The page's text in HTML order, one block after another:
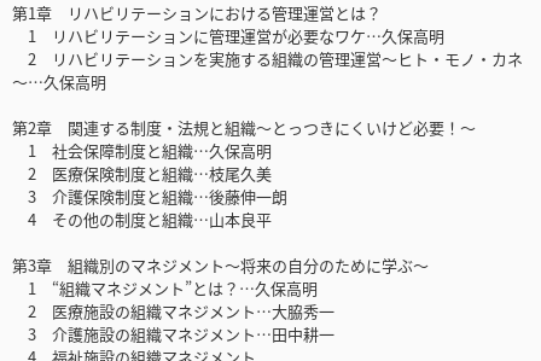
第1章 リハビリテーションにおける管理運営とは？
1 リハビリテーションに管理運営が必要なワケ…久保高明
2 リハビリテーションを実施する組織の管理運営～ヒト・モノ・カネ
～…久保高明
第2章 関連する制度・法規と組織～とっつきにくいけど必要！～
1 社会保障制度と組織…久保高明
2 医療保険制度と組織…枝尾久美
3 介護保険制度と組織…後藤伸一朗
4 その他の制度と組織…山本良平
第3章 組織別のマネジメント～将来の自分のために学ぶ～
1 “組織マネジメント”とは？…久保高明
2 医療施設の組織マネジメント…大脇秀一
3 介護施設の組織マネジメント…田中耕一